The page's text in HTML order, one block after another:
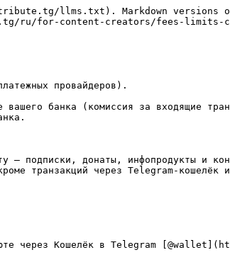
llms.txt). Markdown versions of
ru/for-content-creators/fees-limits-
провайдеров).
вашего банка (комиссия за входящие
— подписки, донаты, инфопродукты и
транзакций через Telegram-кошелёк
через Кошелёк в Telegram